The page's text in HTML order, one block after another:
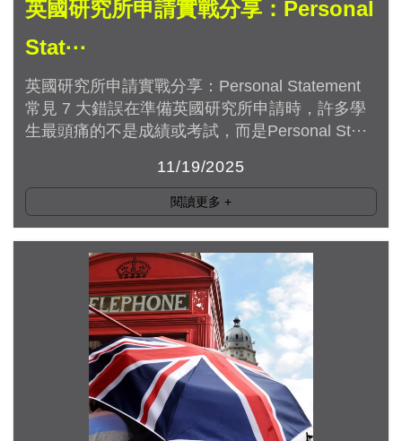
英國研究所申請實戰分享：Personal
Stat···
英國研究所申請實戰分享：Personal Statement
常見 7 大錯誤在準備英國研究所申請時，許多學
生最頭痛的不是成績或考試，而是Personal St···
11/19/2025
閱讀更多 +